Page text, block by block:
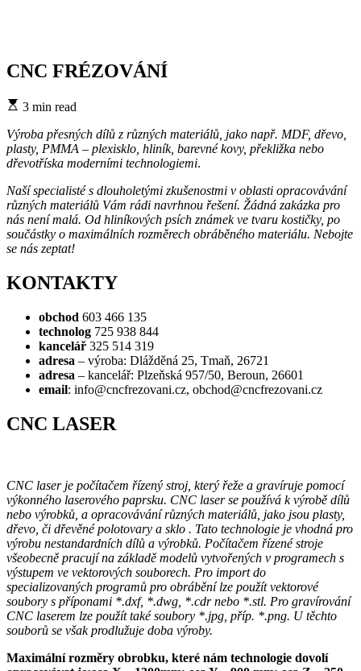
CNC FRÉZOVÁNÍ
Estimated
time
3 min read
Výroba přesných dílů z různých materiálů, jako např. MDF, dřevo,
plasty, PMMA – plexisklo, hliník, barevné kovy, překližka nebo
dřevotříska moderními technologiemi.
Naší specialisté s dlouholetými zkušenostmi v oblasti opracovávání
různých materiálů Vám rádi navrhnou řešení. Žádná zakázka pro
nás není malá. Od hliníkových psích známek ve tvaru kostičky, po
součástky o maximálních rozměrech obráběného materiálu. Nebojte
se nás zeptat!
KONTAKTY
obchod 603 466 135
technolog 725 938 844
kancelář 325 514 319
adresa – výroba: Dlážděná 25, Tmaň, 26721
adresa – kancelář: Plzeňská 957/50, Beroun, 26601
email: info@cncfrezovani.cz, obchod@cncfrezovani.cz
CNC LASER
CNC laser je počítačem řízený stroj, který řeže a gravíruje pomocí
výkonného laserového paprsku. CNC laser se používá k výrobě dílů
nebo výrobků, a opracovávání různých materiálů, jako jsou plasty,
dřevo, či dřevěné polotovary a sklo . Tato technologie je vhodná pro
výrobu nestandardních dílů a výrobků. Počítačem řízené stroje
všeobecně pracují na základě modelů vytvořených v programech s
výstupem ve vektorových souborech. Pro import do
specializovaných programů pro obrábění lze použít vektorové
soubory s příponami *.dxf, *.dwg, *.cdr nebo *.stl. Pro gravírování
CNC laserem lze použít také soubory *.jpg, příp. *.png. U těchto
souborů se však prodlužuje doba výroby.
Maximální rozměry obrobku, které nám technologie dovolí